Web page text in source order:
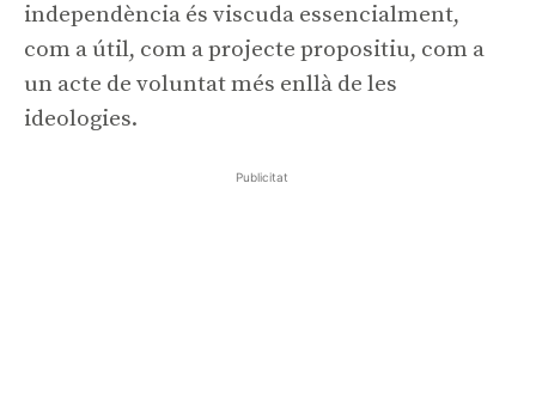
independència és viscuda essencialment,
com a útil, com a projecte propositiu, com a
un acte de voluntat més enllà de les
ideologies.
Publicitat